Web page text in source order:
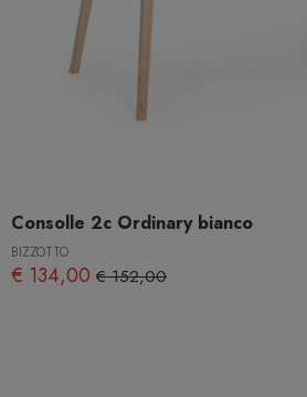
Consolle 2c Ordinary bianco
BIZZOTTO
€ 134,00 € 152,00